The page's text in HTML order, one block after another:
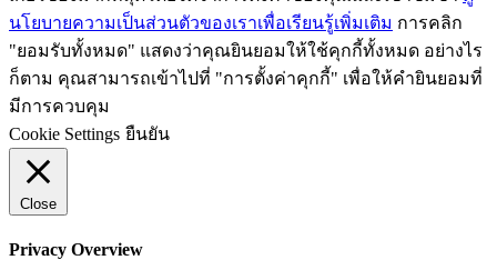
นโยบายความเป็นส่วนตัวของเราเพื่อเรียนรู้เพิ่มเติม การคลิก
"ยอมรับทั้งหมด" แสดงว่าคุณยินยอมให้ใช้คุกกี้ทั้งหมด อย่างไร
ก็ตาม คุณสามารถเข้าไปที่ "การตั้งค่าคุกกี้" เพื่อให้คำยินยอมที่
มีการควบคุม
Cookie Settings ยืนยัน
Close
Privacy Overview